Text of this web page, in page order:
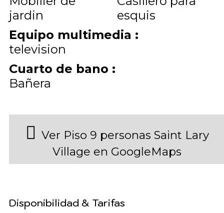
jardin
esquis
Equipo multimedia :
television
Cuarto de bano :
Bañera
Ver Piso 9 personas Saint Lary
Village en GoogleMaps
Disponibilidad & Tarifas